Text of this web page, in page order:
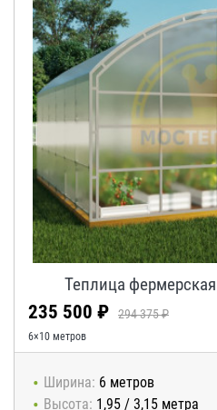
Теплица
235 500 ₽ 294 375 ₽
6×10 метров
Ширина: 6 метров
Высота: 1,95 / 3,15 метра